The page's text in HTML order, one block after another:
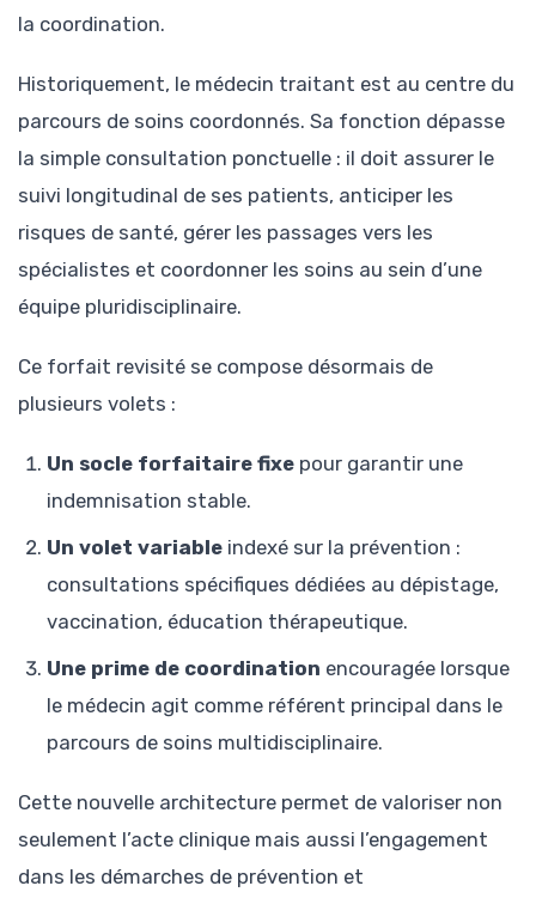
la coordination.
Historiquement, le médecin traitant est au centre du
parcours de soins coordonnés. Sa fonction dépasse
la simple consultation ponctuelle : il doit assurer le
suivi longitudinal de ses patients, anticiper les
risques de santé, gérer les passages vers les
spécialistes et coordonner les soins au sein d’une
équipe pluridisciplinaire.
Ce forfait revisité se compose désormais de
plusieurs volets :
Un socle forfaitaire fixe pour garantir une
indemnisation stable.
Un volet variable indexé sur la prévention :
consultations spécifiques dédiées au dépistage,
vaccination, éducation thérapeutique.
Une prime de coordination encouragée lorsque
le médecin agit comme référent principal dans le
parcours de soins multidisciplinaire.
Cette nouvelle architecture permet de valoriser non
seulement l’acte clinique mais aussi l’engagement
dans les démarches de prévention et